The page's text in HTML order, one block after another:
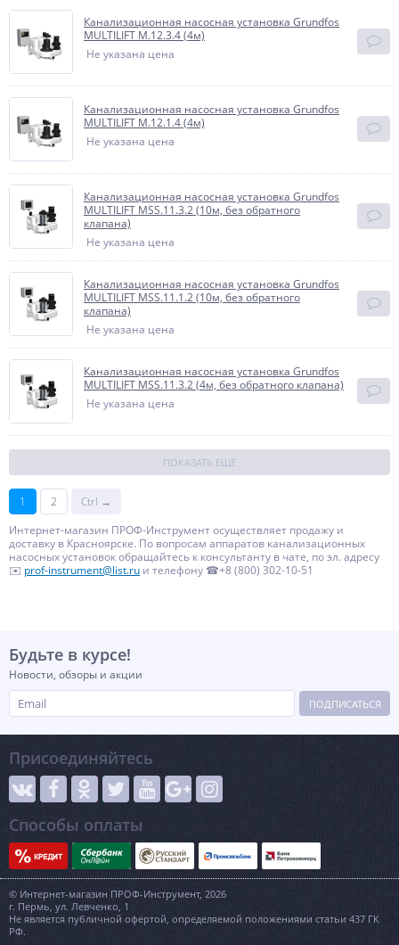
Канализационная насосная установка Grundfos
MULTILIFT M.12.3.4 (4м)
Не указана цена
Канализационная насосная установка Grundfos
MULTILIFT M.12.1.4 (4м)
Не указана цена
Канализационная насосная установка Grundfos
MULTILIFT MSS.11.3.2 (10м, без обратного
клапана)
Не указана цена
Канализационная насосная установка Grundfos
MULTILIFT MSS.11.1.2 (10м, без обратного
клапана)
Не указана цена
Канализационная насосная установка Grundfos
MULTILIFT MSS.11.3.2 (4м, без обратного клапана)
Не указана цена
ПОКАЗАТЬ ЕЩЁ
1 2
Ctrl →
Интернет-магазин ПРОФ-Инструмент осуществляет продажу и
доставку в Красноярске. По вопросам аппаратов канализационных
насосных установок обращайтесь к консультанту в чате, по эл. адресу
✉️ prof-instrument@list.ru и телефону ☎+8 (800) 302-10-51
Будьте в курсе!
Новости, обзоры и акции
ПОДПИСАТЬСЯ
Присоединяйтесь
Способы оплаты
© Интернет-магазин ПРОФ-Инструмент, 2026
г. Пермь, ул. Левченко, 1
Не является публичной офертой, определяемой положениями статьи 437 ГК
РФ.